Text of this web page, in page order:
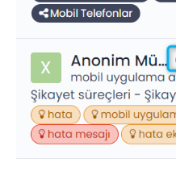
KVKK
Akış Sayfaları
Akış Ayarları
Kanallar